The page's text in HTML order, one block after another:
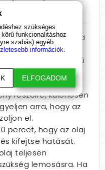
a Rui Shen
meg és szárítsa
egy kis mennyiségű
az ujjára.
masszírozza be az
részeire, különösen
arra, hogy az
el.
percet, hogy az olaj
kifejtse hatását.
teljesen
lemosásra. Ha
szükséges
funkcionalitáshoz
szabás) egyéb
információk.
ELFOGADOM